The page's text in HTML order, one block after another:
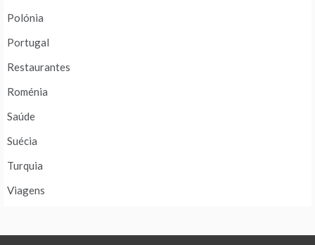
Polónia
Portugal
Restaurantes
Roménia
Saúde
Suécia
Turquia
Viagens